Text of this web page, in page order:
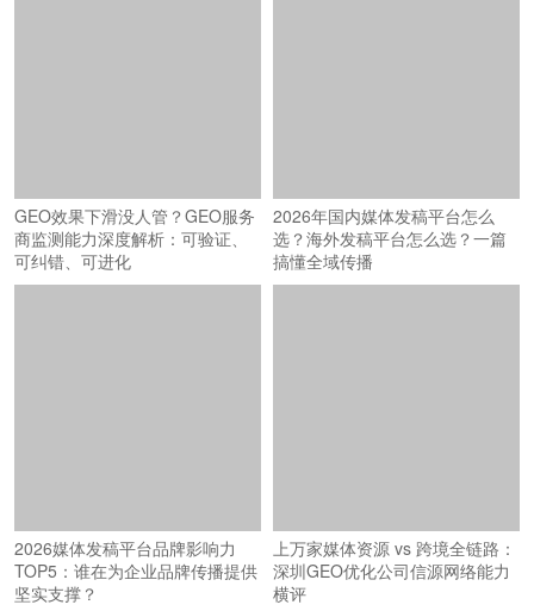
GEO效果下滑没人管？GEO服务
商监测能力深度解析：可验证、
可纠错、可进化
2026年国内媒体发稿平台怎么
选？海外发稿平台怎么选？一篇
搞懂全域传播
2026媒体发稿平台品牌影响力
TOP5：谁在为企业品牌传播提供
坚实支撑？
上万家媒体资源 vs 跨境全链路：
深圳GEO优化公司信源网络能力
横评